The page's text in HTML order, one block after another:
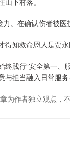
。在确认伤者被医
知救命恩人是贾
践行“安全第一、
担当融入日常服务
为作者独立观点，